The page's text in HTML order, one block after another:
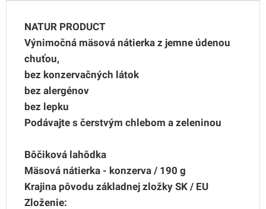
NATUR PRODUCT
Výnimočná mäsová nátierka z jemne údenou
chuťou,
bez konzervačných látok
bez alergénov
bez lepku
Podávajte s čerstvým chlebom a zeleninou
Bôčiková lahôdka
Mäsová nátierka - konzerva / 190 g
Krajina pôvodu základnej zložky SK / EU
Zloženie: